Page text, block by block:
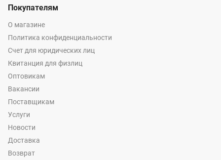
Покупателям
О магазине
Политика конфиденциальности
Счет для юридических лиц
Квитанция для физлиц
Оптовикам
Вакансии
Поставщикам
Услуги
Новости
Доставка
Возврат